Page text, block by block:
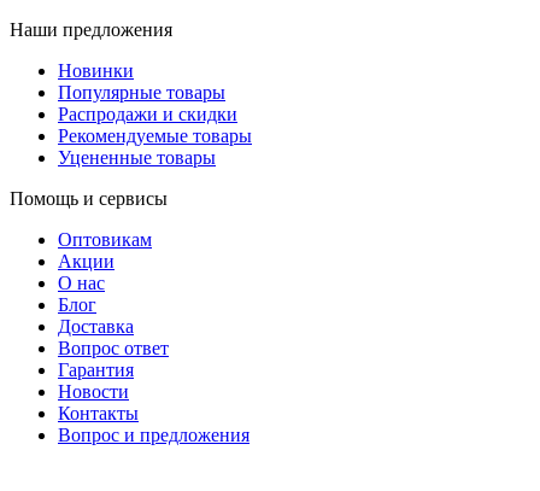
Наши предложения
Новинки
Популярные товары
Распродажи и скидки
Рекомендуемые товары
Уцененные товары
Помощь и сервисы
Оптовикам
Акции
О нас
Блог
Доставка
Вопрос ответ
Гарантия
Новости
Контакты
Вопрос и предложения